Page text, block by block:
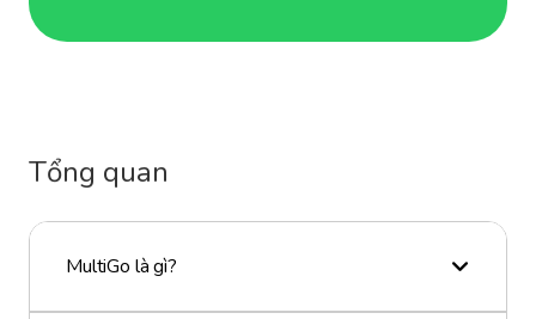
Tổng quan
MultiGo là gì?